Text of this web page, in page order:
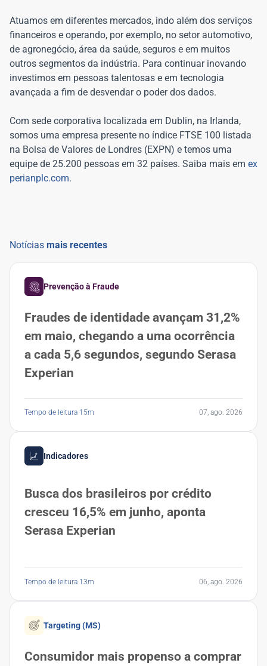
Atuamos em diferentes mercados, indo além dos serviços
financeiros e operando, por exemplo, no setor automotivo,
de agronegócio, área da saúde, seguros e em muitos
outros segmentos da indústria. Para continuar inovando
investimos em pessoas talentosas e em tecnologia
avançada a fim de desvendar o poder dos dados.
Com sede corporativa localizada em Dublin, na Irlanda,
somos uma empresa presente no índice FTSE 100 listada
na Bolsa de Valores de Londres (EXPN) e temos uma
equipe de 25.200 pessoas em 32 países. Saiba mais em ex
perianplc.com.
Notícias mais recentes
Prevenção à Fraude
Fraudes de identidade avançam 31,2%
em maio, chegando a uma ocorrência
a cada 5,6 segundos, segundo Serasa
Experian
Tempo de leitura 15m 07, ago. 2026
Indicadores
Busca dos brasileiros por crédito
cresceu 16,5% em junho, aponta
Serasa Experian
Tempo de leitura 13m 06, ago. 2026
Targeting (MS)
Consumidor mais propenso a comprar